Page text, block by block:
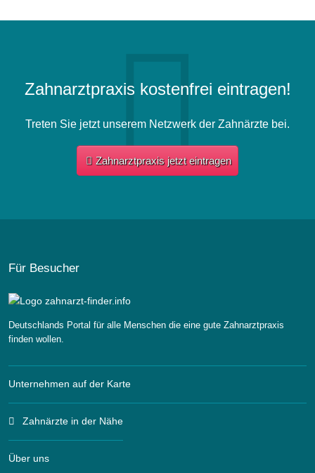
Zahnarztpraxis kostenfrei eintragen!
Treten Sie jetzt unserem Netzwerk der Zahnärzte bei.
Zahnarztpraxis jetzt eintragen
Für Besucher
Deutschlands Portal für alle Menschen die eine gute Zahnarztpraxis
finden wollen.
Unternehmen auf der Karte
Zahnärzte in der Nähe
Über uns